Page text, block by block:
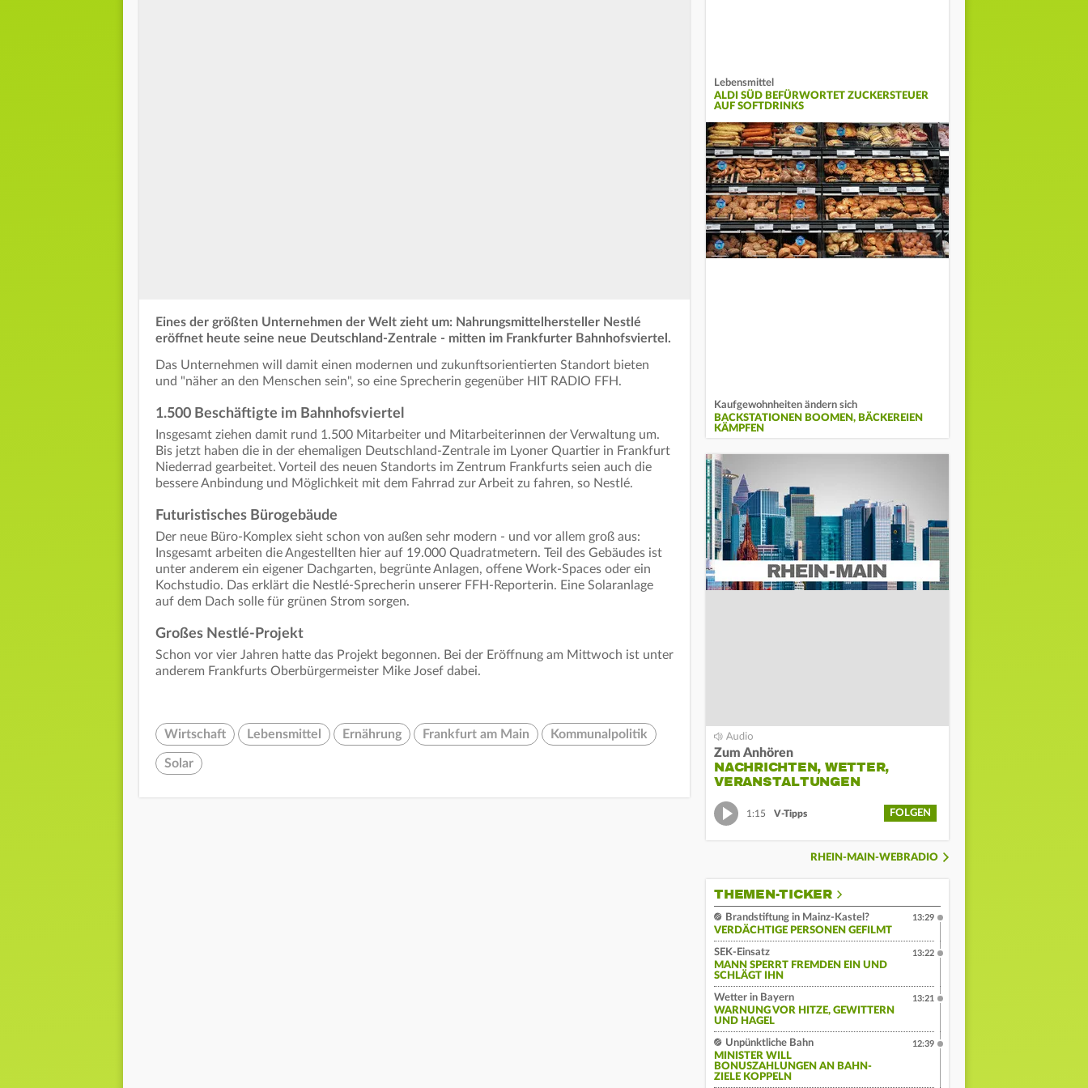
Eines der größten Unternehmen der Welt zieht um: Nahrungsmittelhersteller Nestlé
eröffnet heute seine neue Deutschland-Zentrale - mitten im Frankfurter Bahnhofsviertel.
Das Unternehmen will damit einen modernen und zukunftsorientierten Standort bieten
und "näher an den Menschen sein", so eine Sprecherin gegenüber HIT RADIO FFH.
1.500 Beschäftigte im Bahnhofsviertel
Insgesamt ziehen damit rund 1.500 Mitarbeiter und Mitarbeiterinnen der Verwaltung um.
Bis jetzt haben die in der ehemaligen Deutschland-Zentrale im Lyoner Quartier in Frankfurt
Niederrad gearbeitet. Vorteil des neuen Standorts im Zentrum Frankfurts seien auch die
bessere Anbindung und Möglichkeit mit dem Fahrrad zur Arbeit zu fahren, so Nestlé.
Futuristisches Bürogebäude
Der neue Büro-Komplex sieht schon von außen sehr modern - und vor allem groß aus:
Insgesamt arbeiten die Angestellten hier auf 19.000 Quadratmetern. Teil des Gebäudes ist
unter anderem ein eigener Dachgarten, begrünte Anlagen, offene Work-Spaces oder ein
Kochstudio. Das erklärt die Nestlé-Sprecherin unserer FFH-Reporterin. Eine Solaranlage
auf dem Dach solle für grünen Strom sorgen.
Großes Nestlé-Projekt
Schon vor vier Jahren hatte das Projekt begonnen. Bei der Eröffnung am Mittwoch ist unter
anderem Frankfurts Oberbürgermeister Mike Josef dabei.
Wirtschaft Lebensmittel Ernährung Frankfurt am Main Kommunalpolitik
Solar
Lebensmittel
ALDI SÜD BEFÜRWORTET ZUCKERSTEUER
AUF SOFTDRINKS
Kaufgewohnheiten ändern sich
BACKSTATIONEN BOOMEN, BÄCKEREIEN
KÄMPFEN
Zum Anhören
NACHRICHTEN, WETTER,
VERANSTALTUNGEN
1:15 V-Tipps FOLGEN
RHEIN-MAIN-WEBRADIO
THEMEN-TICKER
Brandstiftung in Mainz-Kastel?
VERDÄCHTIGE PERSONEN GEFILMT
13:29
SEK-Einsatz
MANN SPERRT FREMDEN EIN UND
SCHLÄGT IHN
13:22
Wetter in Bayern
WARNUNG VOR HITZE, GEWITTERN
UND HAGEL
13:21
Unpünktliche Bahn
MINISTER WILL
BONUSZAHLUNGEN AN BAHN-
ZIELE KOPPELN
12:39